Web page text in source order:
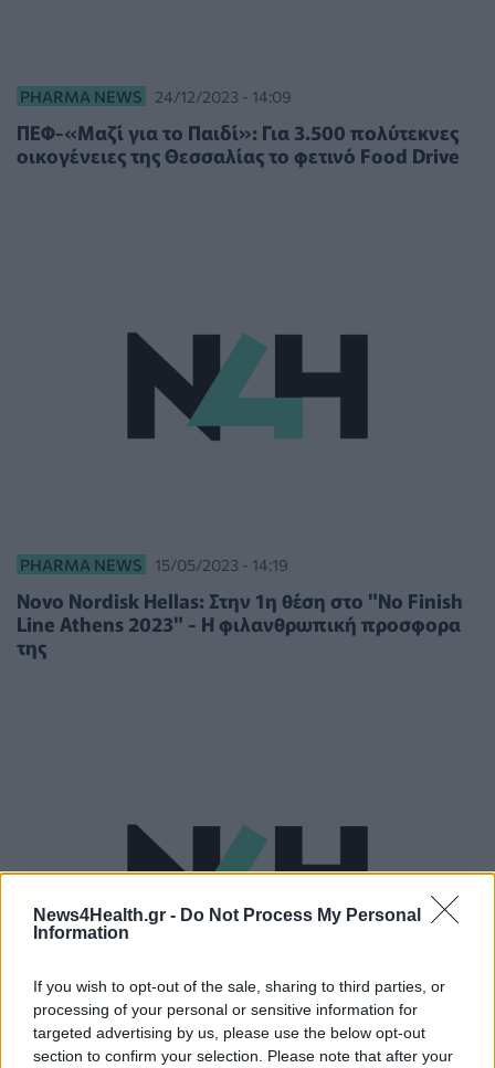
News4Health.gr - Do Not Process My Personal
Information
If you wish to opt-out of the sale, sharing to third parties, or
processing of your personal or sensitive information for
targeted advertising by us, please use the below opt-out
section to confirm your selection. Please note that after your
PHARMA NEWS 24/12/2023 - 14:09
ΠΕΦ-«Μαζί για το Παιδί»: Για 3.500 πολύτεκνες
οικογένειες της Θεσσαλίας το φετινό Food Drive
PHARMA NEWS 15/05/2023 - 14:19
Novo Nordisk Hellas: Στην 1η θέση στο "No Finish
Line Athens 2023" - Η φιλανθρωπική προσφορα
της
ΥΠΗΡΕΣΊΕΣ ΥΓΕΊΑΣ 14/02/2023 - 10:00